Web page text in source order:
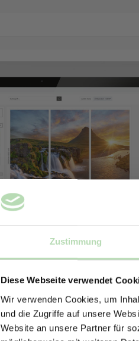
Zustimmung
Diese Webseite verwendet
Wir verwenden Cookies, um
und die Zugriffe auf unsere
Website an unsere Partner für